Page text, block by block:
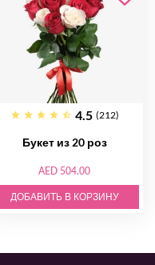
4.5 (212)
Букет из 20 роз
AED 504.00
ДОБАВИТЬ В КОРЗИНУ